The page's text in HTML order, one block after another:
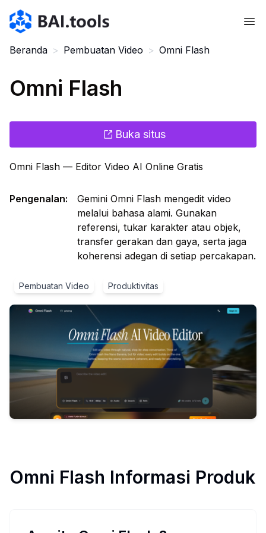
Bai.tools
Beranda > Pembuatan Video > Omni Flash
Omni Flash
Buka situs
Omni Flash — Editor Video AI Online Gratis
Pengenalan:
Gemini Omni Flash mengedit video
melalui bahasa alami. Gunakan
referensi, tukar karakter atau objek,
transfer gerakan dan gaya, serta jaga
koherensi adegan di setiap percakapan.
Pembuatan Video Produktivitas
Omni Flash Informasi Produk